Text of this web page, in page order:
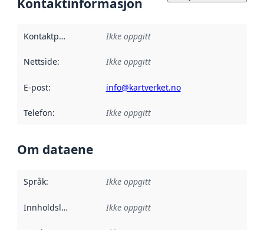
Kontaktinformasjon
Kontaktpunkt Ikke oppgitt
Nettside: Ikke oppgitt
E-post: info@kartverket.no
Telefon: Ikke oppgitt
Om dataene
Språk: Ikke oppgitt
Innholdsleverandører :
Ikke oppgitt